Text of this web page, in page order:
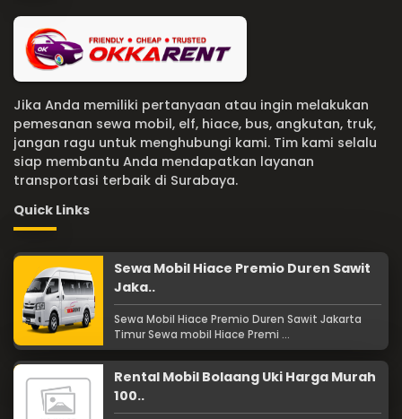
Jika Anda memiliki pertanyaan atau ingin melakukan
pemesanan sewa mobil, elf, hiace, bus, angkutan, truk,
jangan ragu untuk menghubungi kami. Tim kami selalu
siap membantu Anda mendapatkan layanan
transportasi terbaik di Surabaya.
Quick Links
Sewa Mobil Hiace Premio Duren Sawit
Jaka..
Sewa Mobil Hiace Premio Duren Sawit Jakarta
Timur Sewa mobil Hiace Premi ...
Rental Mobil Bolaang Uki Harga Murah
100..